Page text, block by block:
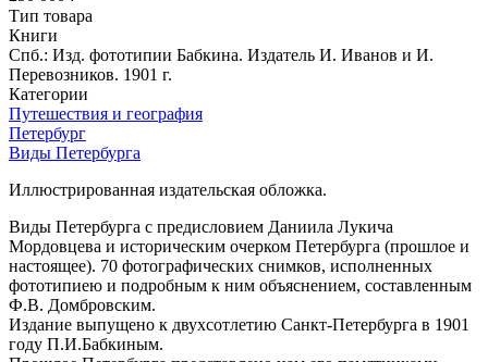
Тип товара
Книги
Спб.: Изд. фототипии Бабкина. Издатель И. Иванов и И.
Перевозников. 1901 г.
Категории
Путешествия и география
Петербург
Виды Петербурга
Иллюстрированная издательская обложка.
Виды Петербурга с предисловием Даниила Лукича
Мордовцева и историческим очерком Петербурга (прошлое и
настоящее). 70 фотографических снимков, исполненных
фототипиею и подробным к ним объяснением, составленным
Ф.В. Домбровским.
Издание выпущено к двухсотлетию Санкт-Петербурга в 1901
году П.И.Бабкиным.